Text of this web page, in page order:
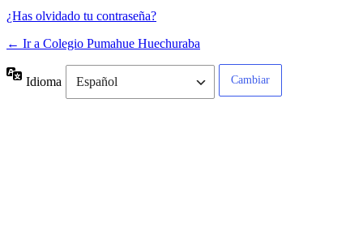
¿Has olvidado tu contraseña?
← Ir a Colegio Pumahue Huechuraba
Idioma